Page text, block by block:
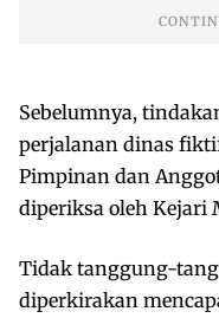
Sebelumnya,
perjalanan dinas
Pimpinan dan
diperiksa oleh Kejari
Tidak tanggung-
diperkirakan